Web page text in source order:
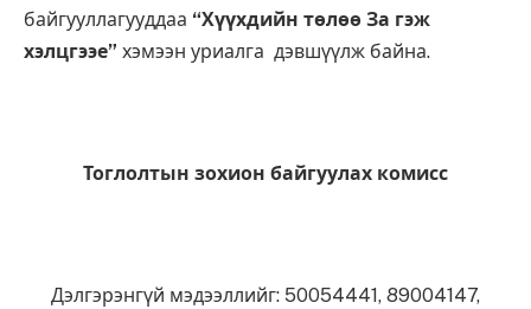
байгууллагууддаа “Хүүхдийн төлөө За гэж
хэлцгээе” хэмээн уриалга дэвшүүлж байна.
Тоглолтын зохион байгуулах комисс
Дэлгэрэнгүй мэдээллийг: 50054441, 89004147,